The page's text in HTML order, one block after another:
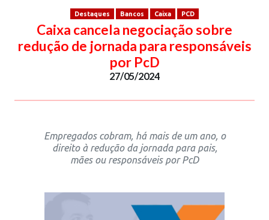
Destaques Bancos Caixa PCD
Caixa cancela negociação sobre
redução de jornada para responsáveis
por PcD
27/05/2024
Empregados cobram, há mais de um ano, o
direito à redução da jornada para pais,
mães ou responsáveis por PcD